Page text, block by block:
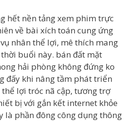
hết nền tảng xem phim trực
về bài xích toán cung ứng
nhân thể lợi, mê thích mang
buổi này. bán đất mặt
hải phòng không đứng ko
đấy khi nâng tầm phát triển
lợi tróc nã cập, tương trợ
bị với gắn kết internet khỏe
là phần đông công dụng thông